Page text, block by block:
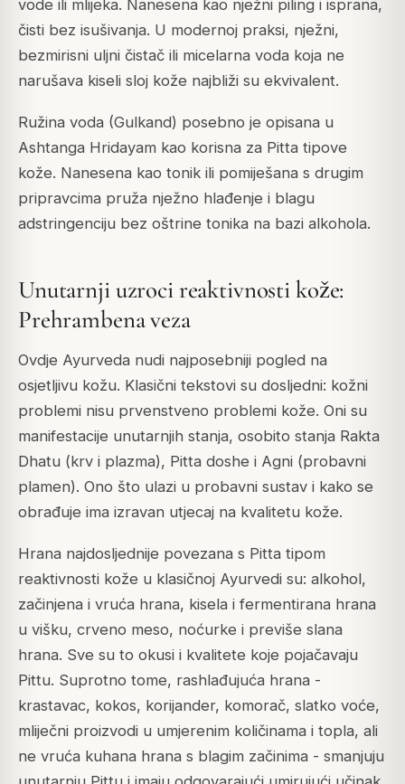
vode ili mlijeka. Nanesena kao nježni piling i isprana,
čisti bez isušivanja. U modernoj praksi, nježni,
bezmirisni uljni čistač ili micelarna voda koja ne
narušava kiseli sloj kože najbliži su ekvivalent.
Ružina voda (Gulkand) posebno je opisana u
Ashtanga Hridayam kao korisna za Pitta tipove
kože. Nanesena kao tonik ili pomiješana s drugim
pripravcima pruža nježno hlađenje i blagu
adstringenciju bez oštrine tonika na bazi alkohola.
Unutarnji uzroci reaktivnosti kože:
Prehrambena veza
Ovdje Ayurveda nudi najposebniji pogled na
osjetljivu kožu. Klasični tekstovi su dosljedni: kožni
problemi nisu prvenstveno problemi kože. Oni su
manifestacije unutarnjih stanja, osobito stanja Rakta
Dhatu (krv i plazma), Pitta doshe i Agni (probavni
plamen). Ono što ulazi u probavni sustav i kako se
obrađuje ima izravan utjecaj na kvalitetu kože.
Hrana najdosljednije povezana s Pitta tipom
reaktivnosti kože u klasičnoj Ayurvedi su: alkohol,
začinjena i vruća hrana, kisela i fermentirana hrana
u višku, crveno meso, noćurke i previše slana
hrana. Sve su to okusi i kvalitete koje pojačavaju
Pittu. Suprotno tome, rashlađujuća hrana -
krastavac, kokos, korijander, komorač, slatko voće,
mliječni proizvodi u umjerenim količinama i topla, ali
ne vruća kuhana hrana s blagim začinima - smanjuju